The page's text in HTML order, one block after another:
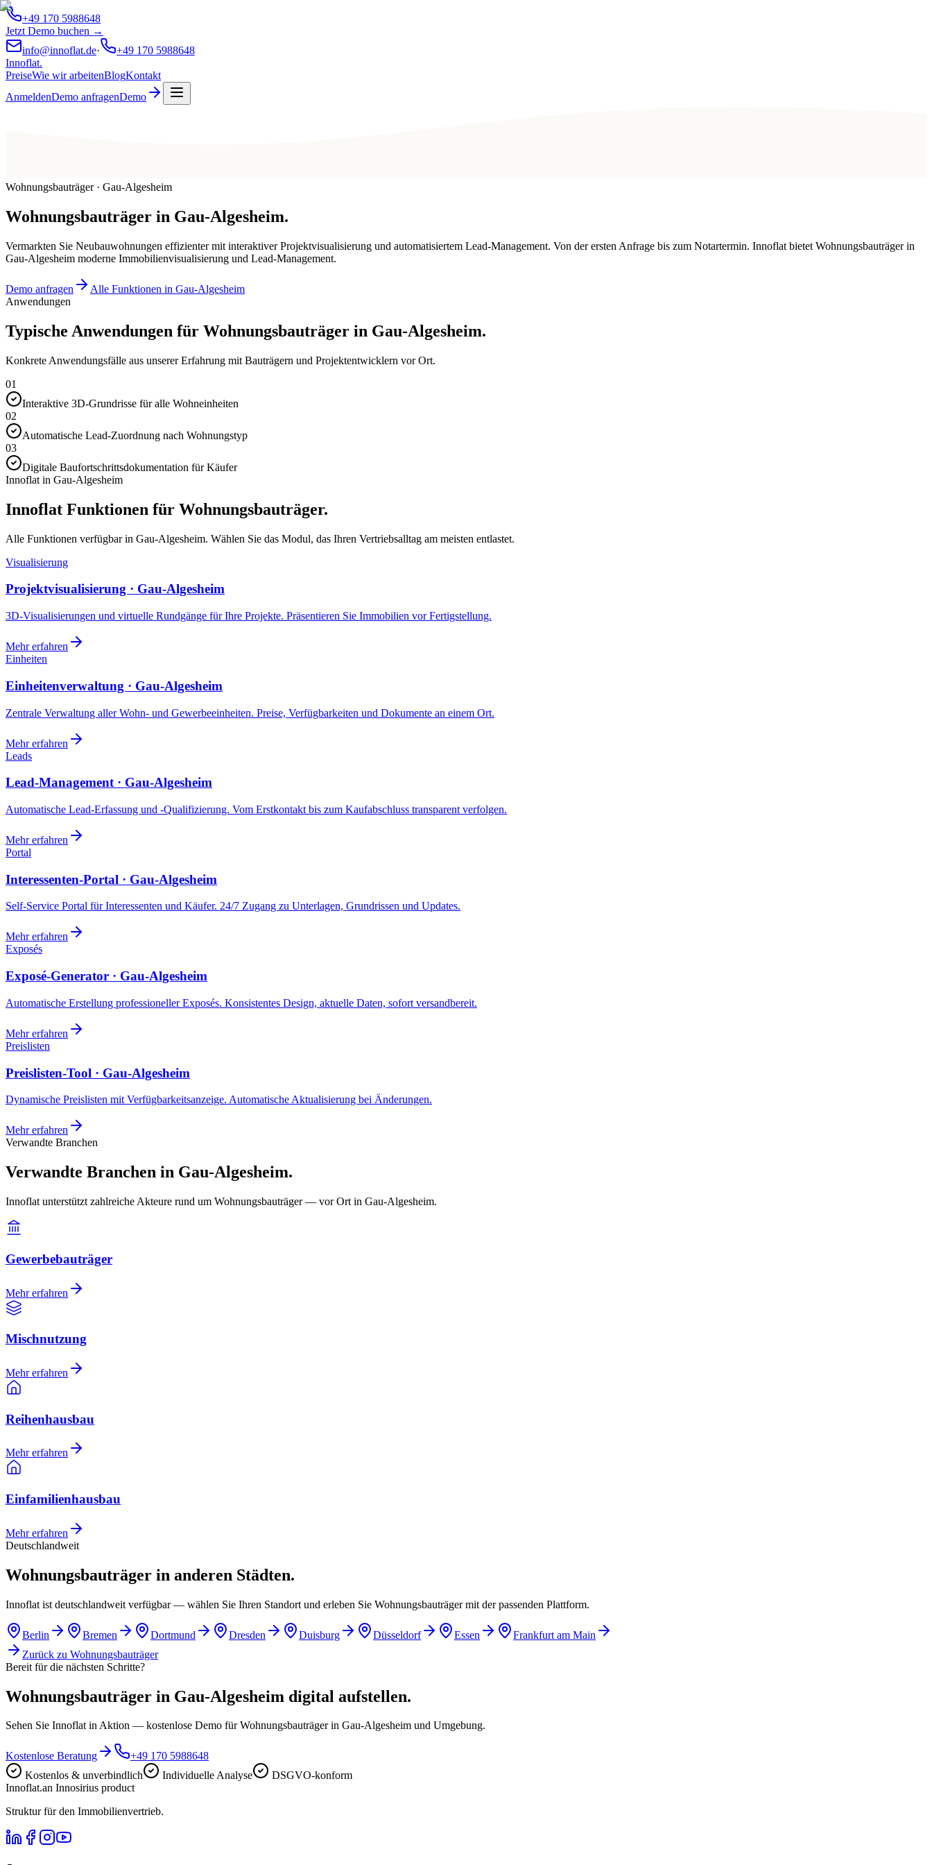
+49 170 5988648
Jetzt Demo buchen →
info@innoflat.de·
+49 170 5988648
Innoflat.
PreiseWie wir arbeitenBlogKontakt
AnmeldenDemo anfragenDemo
Wohnungsbauträger · Gau-Algesheim
Wohnungsbauträger in Gau-Algesheim.
Vermarkten Sie Neubauwohnungen effizienter mit interaktiver Projektvisualisierung und automatisiertem Lead-Management. Von der ersten Anfrage bis zum Notartermin. Innoflat bietet Wohnungsbauträger in
Gau-Algesheim moderne Immobilienvisualisierung und Lead-Management.
Demo anfragen
Alle Funktionen in Gau-Algesheim
Anwendungen
Typische Anwendungen für Wohnungsbauträger in Gau-Algesheim.
Konkrete Anwendungsfälle aus unserer Erfahrung mit Bauträgern und Projektentwicklern vor Ort.
01
Interaktive 3D-Grundrisse für alle Wohneinheiten
02
Automatische Lead-Zuordnung nach Wohnungstyp
03
Digitale Baufortschrittsdokumentation für Käufer
Innoflat in Gau-Algesheim
Innoflat Funktionen für Wohnungsbauträger.
Alle Funktionen verfügbar in Gau-Algesheim. Wählen Sie das Modul, das Ihren Vertriebsalltag am meisten entlastet.
Visualisierung
Projektvisualisierung · Gau-Algesheim
3D-Visualisierungen und virtuelle Rundgänge für Ihre Projekte. Präsentieren Sie Immobilien vor Fertigstellung.
Mehr erfahren
Einheiten
Einheitenverwaltung · Gau-Algesheim
Zentrale Verwaltung aller Wohn- und Gewerbeeinheiten. Preise, Verfügbarkeiten und Dokumente an einem Ort.
Mehr erfahren
Leads
Lead-Management · Gau-Algesheim
Automatische Lead-Erfassung und -Qualifizierung. Vom Erstkontakt bis zum Kaufabschluss transparent verfolgen.
Mehr erfahren
Portal
Interessenten-Portal · Gau-Algesheim
Self-Service Portal für Interessenten und Käufer. 24/7 Zugang zu Unterlagen, Grundrissen und Updates.
Mehr erfahren
Exposés
Exposé-Generator · Gau-Algesheim
Automatische Erstellung professioneller Exposés. Konsistentes Design, aktuelle Daten, sofort versandbereit.
Mehr erfahren
Preislisten
Preislisten-Tool · Gau-Algesheim
Dynamische Preislisten mit Verfügbarkeitsanzeige. Automatische Aktualisierung bei Änderungen.
Mehr erfahren
Verwandte Branchen
Verwandte Branchen in Gau-Algesheim.
Innoflat unterstützt zahlreiche Akteure rund um Wohnungsbauträger — vor Ort in Gau-Algesheim.
Gewerbebauträger
Mehr erfahren
Mischnutzung
Mehr erfahren
Reihenhausbau
Mehr erfahren
Einfamilienhausbau
Mehr erfahren
Deutschlandweit
Wohnungsbauträger in anderen Städten.
Innoflat ist deutschlandweit verfügbar — wählen Sie Ihren Standort und erleben Sie Wohnungsbauträger mit der passenden Plattform.
Berlin Bremen Dortmund Dresden Duisburg Düsseldorf Essen
Frankfurt am Main
Zurück zu Wohnungsbauträger
Bereit für die nächsten Schritte?
Wohnungsbauträger in Gau-Algesheim digital aufstellen.
Sehen Sie Innoflat in Aktion — kostenlose Demo für Wohnungsbauträger in Gau-Algesheim und Umgebung.
Kostenlose Beratung
+49 170 5988648
Kostenlos & unverbindlich
Individuelle Analyse
DSGVO-konform
Innoflat.an Innosirius product
Struktur für den Immobilienvertrieb.